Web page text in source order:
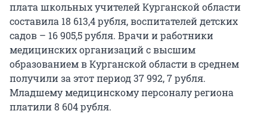
плата школьных учителей Курганской области
составила 18 613,4 рубля, воспитателей детских
садов – 16 905,5 рубля. Врачи и работники
медицинских организаций с высшим
образованием в Курганской области в среднем
получили за этот период 37 992, 7 рубля.
Младшему медицинскому персоналу региона
платили 8 604 рубля.